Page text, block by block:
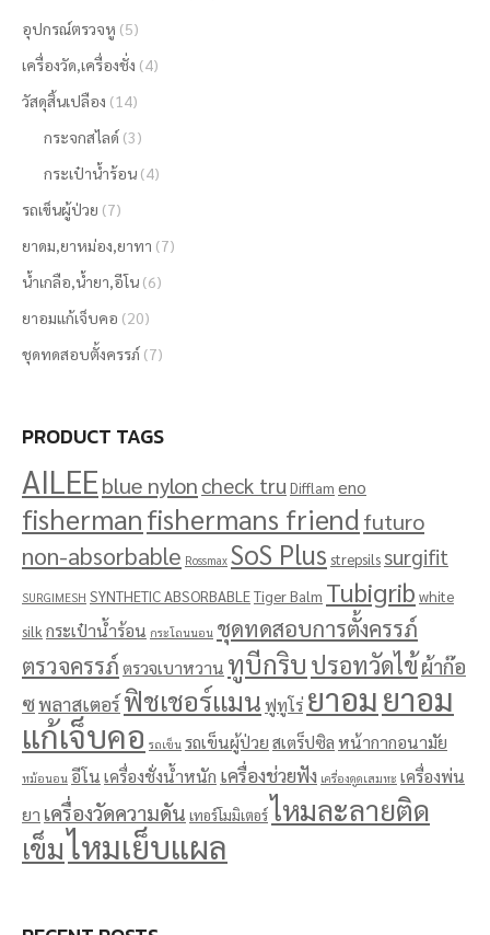
อุปกรณ์ตรวจหู (5)
เครื่องวัด,เครื่องชั่ง (4)
วัสดุสิ้นเปลือง (14)
กระจกสไลด์ (3)
กระเป๋าน้ำร้อน (4)
รถเข็นผู้ป่วย (7)
ยาดม,ยาหม่อง,ยาทา (7)
น้ำเกลือ,น้ำยา,อีโน (6)
ยาอมแก้เจ็บคอ (20)
ชุดทดสอบตั้งครรภ์ (7)
PRODUCT TAGS
AILEEblue nylon check tru Difflam eno
fishermanfishermans friend futuro
non-absorbable Rossmax SoS Plus strepsils surgifit
SURGIMESH SYNTHETIC ABSORBABLETiger Balm Tubigrib white
silk กระเป๋าน้ำร้อน กระโถนนอน ชุดทดสอบการตั้งครรภ์
ตรวจครรภ์ตรวจเบาหวาน ทูบีกริบ ปรอทวัดไข้ผ้าก๊อ
ซพลาสเตอร์ฟิชเชอร์แมนฟูทูโร่ ยาอมยาอม
แก้เจ็บคอ รถเข็น รถเข็นผู้ป่วยสเตร็ปซิลหน้ากากอนามัย
หม้อนอน อีโนเครื่องชั่งน้ำหนัก เครื่องช่วยฟัง เครื่องดูดเสมหะ เครื่องพ่น
ยา เครื่องวัดความดัน เทอร์โมมิเตอร์ไหมละลายติด
เข็มไหมเย็บแผล